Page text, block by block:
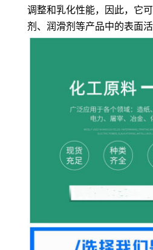
调整和乳化性能，因此，它
剂、润滑剂等产品中的表面活